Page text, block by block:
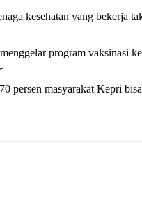
kesehatan yang bekerja
program vaksinasi
persen masyarakat Kepri